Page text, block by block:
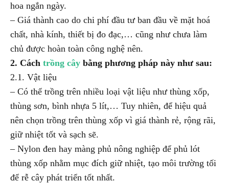
hoa ngắn ngày.
– Giá thành cao do chi phí đầu tư ban đầu về mặt hoá
chất, nhà kính, thiết bị đo đạc,… cũng như chưa làm
chủ được hoàn toàn công nghệ nên.
2. Cách trồng cây bằng phương pháp này như sau:
2.1. Vật liệu
– Có thể trồng trên nhiều loại vật liệu như thùng xốp,
thùng sơn, bình nhựa 5 lít,… Tuy nhiên, để hiệu quả
nên chọn trồng trên thùng xốp vì giá thành rẻ, rộng rãi,
giữ nhiệt tốt và sạch sẽ.
– Nylon đen hay màng phủ nông nghiệp để phủ lót
thùng xốp nhằm mục đích giữ nhiệt, tạo môi trường tối
để rễ cây phát triển tốt nhất.